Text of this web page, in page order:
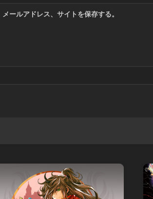
ールアドレス、サイトを保存する。